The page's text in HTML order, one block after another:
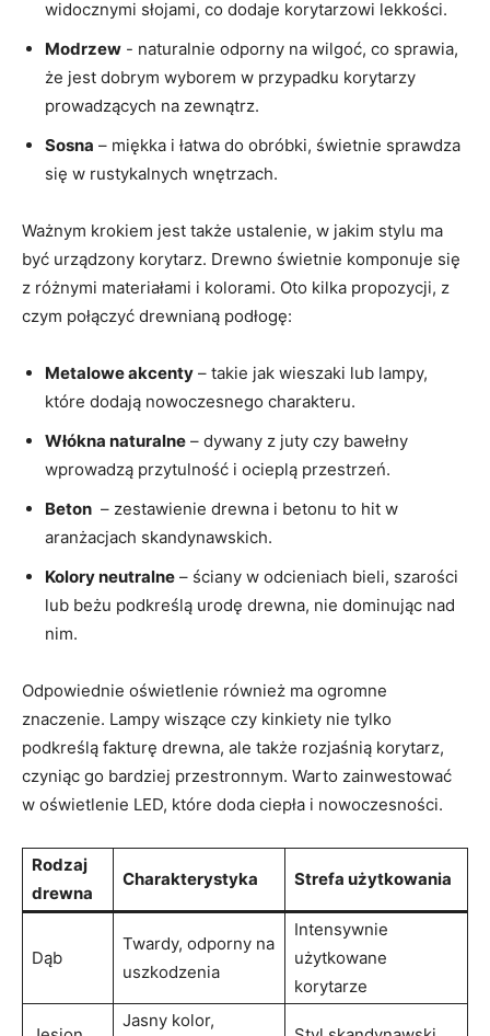
widocznymi słojami, co dodaje korytarzowi lekkości.
Modrzew ⁣- ⁣naturalnie odporny na wilgoć, co sprawia,
że⁤ jest dobrym wyborem w przypadku korytarzy
prowadzących na‌ zewnątrz.
Sosna – miękka i łatwa do obróbki, ⁤świetnie sprawdza
się w​ rustykalnych wnętrzach.
Ważnym krokiem jest także ustalenie, ⁤w jakim stylu ma⁤
być urządzony korytarz. Drewno świetnie komponuje⁤ się
‌z​ różnymi materiałami i kolorami. Oto kilka propozycji,⁢ z
czym połączyć drewnianą podłogę:
Metalowe akcenty – takie jak wieszaki lub ⁣lampy,
które dodają nowoczesnego charakteru.
Włókna naturalne – dywany z juty czy⁤ bawełny
wprowadzą przytulność i ocieplą przestrzeń.
Beton ‌ – zestawienie drewna i betonu ⁤to hit w
aranżacjach skandynawskich.
Kolory neutralne – ściany w odcieniach bieli,⁢ szarości
lub ⁢beżu podkreślą urodę drewna, nie dominując nad
nim.
Odpowiednie oświetlenie również ma⁢ ogromne
znaczenie.⁢ Lampy wiszące czy kinkiety nie tylko
podkreślą fakturę drewna, ale także rozjaśnią korytarz,
‍czyniąc go bardziej przestronnym. Warto zainwestować
‌w oświetlenie LED, które doda ciepła i nowoczesności.
Rodzaj
drewna
Charakterystyka Strefa użytkowania
Dąb
Twardy, odporny na
uszkodzenia
Intensywnie
użytkowane
korytarze
Jasny kolor,